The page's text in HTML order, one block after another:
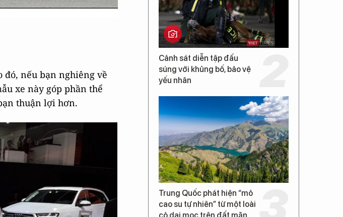
nếu bạn nghiêng về
xe này góp phần thể
thuận lợi hơn.
Cảnh sát diễn tập đấu
súng với khủng bố, bảo vệ
yếu nhân
Trung Quốc phát hiện “mỏ
cao su tự nhiên” từ một loài